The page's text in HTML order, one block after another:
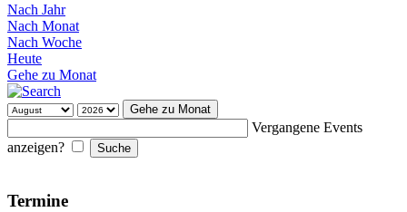
Nach Jahr
Nach Monat
Nach Woche
Heute
Gehe zu Monat
Gehe zu Monat
Vergangene Events
anzeigen?
Termine